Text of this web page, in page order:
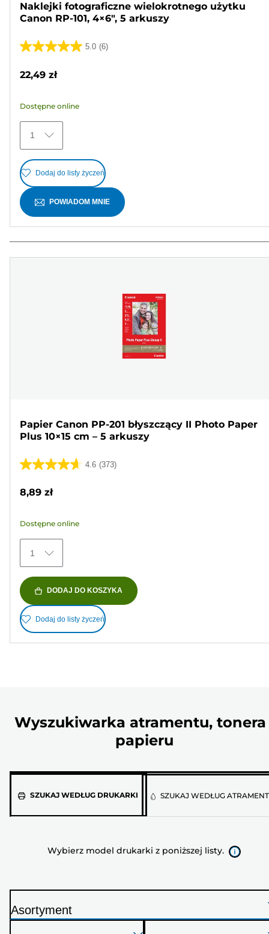
Naklejki fotograficzne wielokrotnego użytku
Canon RP-101, 4×6", 5 arkuszy
5.0 (6)
5.0
5
6
Recenzji
22,49 zł
Dostępne online
1
Dodaj do listy życzeń
POWIADOM MNIE
Papier Canon PP-201 błyszczący II Photo Paper
Plus 10×15 cm – 5 arkuszy
4.6 (373)
4.6
5
373
Recenzji
8,89 zł
Dostępne online
1
DODAJ DO KOSZYKA
Dodaj do listy życzeń
Wyszukiwarka atramentu, tonera
papieru
SZUKAJ WEDŁUG DRUKARKI
Wybierz
poniższej
SZUKAJ WEDŁUG
Wybierz model drukarki z poniższej listy.
D
Asortyment